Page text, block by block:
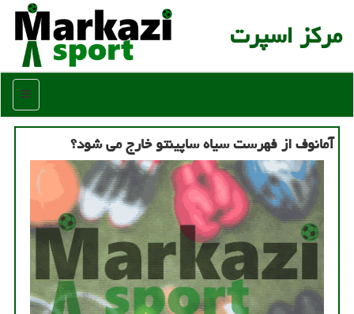
مركز اسپرت
منو
آمانوف از فهرست سیاه ساپینتو خارج می شود؟